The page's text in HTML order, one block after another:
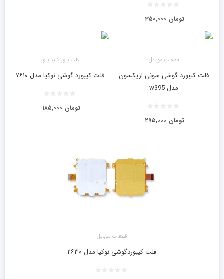
۳۵۰,۰۰۰ تومان
قطعات موبایل
فلت کیبورد گوشی سونی اریکسون
مدل w395
۲۹۵,۰۰۰ تومان
فلت پاور کلید پاور
فلت کیبورد گوشی نوکیا مدل ۷۶۱۰
۱۸۵,۰۰۰ تومان
قطعات موبایل
فلت کیبوردگوشی نوکیا مدل ۲۶۳۰